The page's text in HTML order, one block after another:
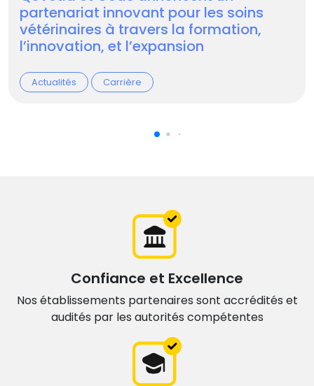
partenariat innovant pour les soins
vétérinaires à travers la formation,
l’innovation, et l’expansion
Actualités Carrière
Confiance et Excellence
Nos établissements partenaires sont accrédités et
audités par les autorités compétentes